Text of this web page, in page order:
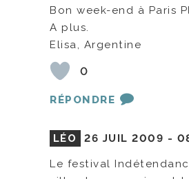
Bon week-end à Paris
A plus.
Elisa, Argentine
0
RÉPONDRE
LÉO 26 JUIL 2009 -
Le festival